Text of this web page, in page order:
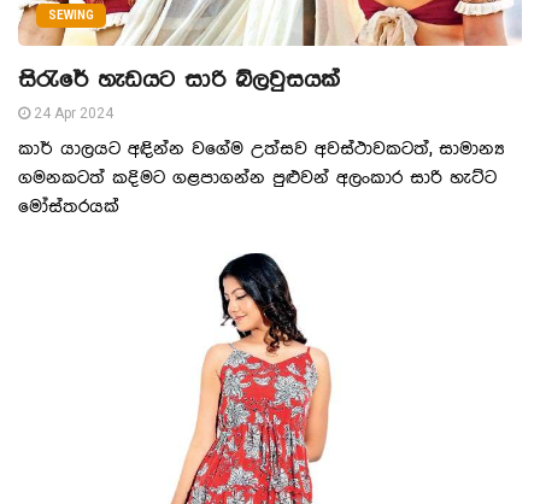
SEWING
සිරැරේ හැඩයට සාරි බ්ලවුසයක්
24 Apr 2024
කාර් යාලයට අඳින්න වගේම උත්සව අවස්ථාවකටත්, සාමාන්‍ය
ගමනකටත් කදිමට ගළපාගන්න පුළුවන් අලංකාර සාරි හැට්ට
මෝස්තරයක්